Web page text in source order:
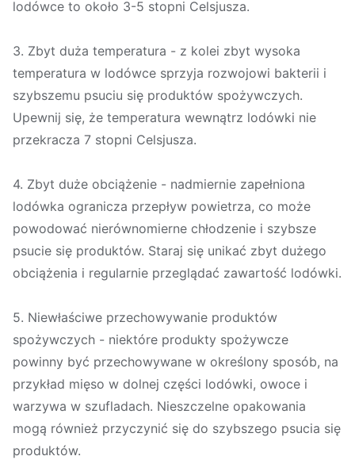
lodówce to około 3-5 stopni Celsjusza.
3. Zbyt duża temperatura - z kolei zbyt wysoka
temperatura w lodówce sprzyja rozwojowi bakterii i
szybszemu psuciu się produktów spożywczych.
Upewnij się, że temperatura wewnątrz lodówki nie
przekracza 7 stopni Celsjusza.
4. Zbyt duże obciążenie - nadmiernie zapełniona
lodówka ogranicza przepływ powietrza, co może
powodować nierównomierne chłodzenie i szybsze
psucie się produktów. Staraj się unikać zbyt dużego
obciążenia i regularnie przeglądać zawartość lodówki.
5. Niewłaściwe przechowywanie produktów
spożywczych - niektóre produkty spożywcze
powinny być przechowywane w określony sposób, na
przykład mięso w dolnej części lodówki, owoce i
warzywa w szufladach. Nieszczelne opakowania
mogą również przyczynić się do szybszego psucia się
produktów.